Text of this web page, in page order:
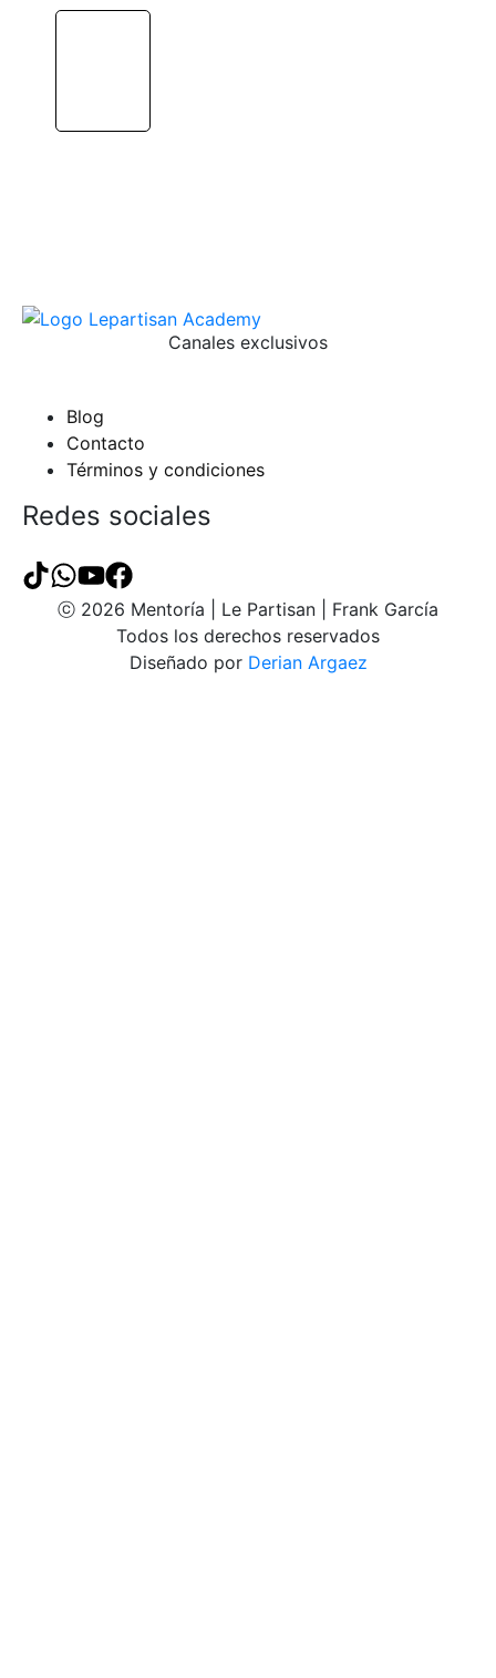
Blog
Contacto
Términos y condiciones
Redes sociales
Canales exclusivos
ⓒ 2026 Mentoría | Le Partisan | Frank García
Todos los derechos reservados
Diseñado por Derian Argaez